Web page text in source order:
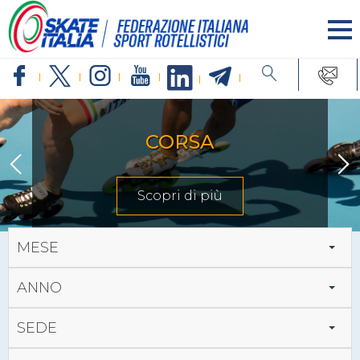
CORSA
Scopri di più
MESE
ANNO
SEDE